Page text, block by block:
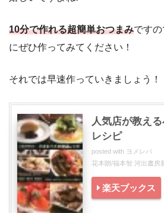
10分で作れる超簡単おつまみです
にぜひ作ってみてください！
それでは早速作っていきましょう！
人気店が教え
レシピ
posted with ヨメレバ
花本朗/福本智 河出書房
楽天ブックス